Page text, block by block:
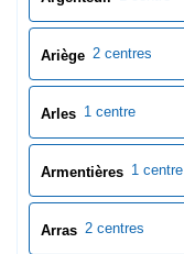
Ariège 2 centres
Arles 1 centre
Armentières 1 centre
Arras 2 centres